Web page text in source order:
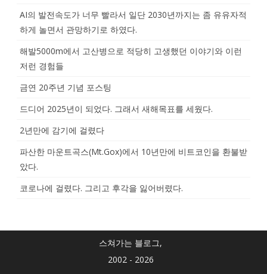
AI의 발전속도가 너무 빨라서 일단 2030년까지는 좀 유유자적
하게 놀면서 관망하기로 하였다.
해발5000m에서 고산병으로 적당히 고생했던 이야기와 이런
저런 경험들
금연 20주년 기념 포스팅
드디어 2025년이 되었다. 그래서 새해목표를 세웠다.
2년만에 감기에 걸렸다
파산한 마운트곡스(Mt.Gox)에서 10년만에 비트코인을 환불받
았다.
코로나에 걸렸다. 그리고 후각을 잃어버렸다.
스쳐가는 블로그,
2002 - 2026